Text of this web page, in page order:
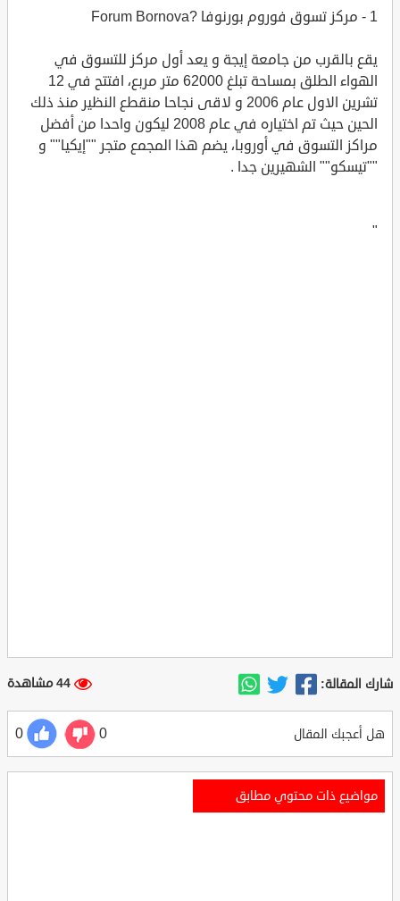
1 - مركز تسوق فوروم بورنوفا ?Forum Bornova
يقع بالقرب من جامعة إيجة و يعد أول مركز للتسوق في
الهواء الطلق بمساحة تبلغ 62000 متر مربع، افتتح في 12
تشرين الاول عام 2006 و لاقى نجاحا منقطع النظير منذ ذلك
الحين حيث تم اختياره في عام 2008 ليكون واحدا من أفضل
مراكز التسوق في أوروبا، يضم هذا المجمع متجر ""إيكيا"" و
""تيسكو"" الشهيرين جدا .
"
شارك المقالة: 44 مشاهدة
هل أعجبك المقال 0
0
مواضيع ذات محتوي مطابق